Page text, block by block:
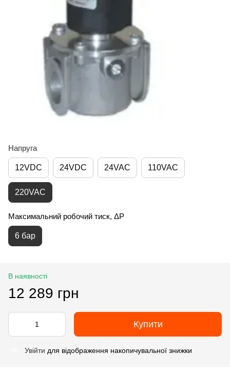
Напруга
12VDC 24VDC 24VAC 110VAC
220VAC
Максимальний робочий тиск, ΔP
6 бар
В наявності
12 289 грн
Купити
Увійти для відображення накопичувальної знижки